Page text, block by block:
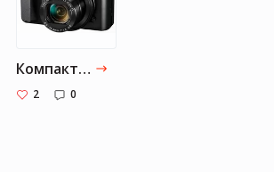
Компактный фотоаппарат Canon PowerShot G7 X Mark II, Black
2 0